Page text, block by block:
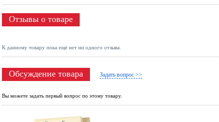
Отзывы о товаре
К данному товару пока ещё нет ни одного отзыва.
Обсуждение товара Задать вопрос >>
Вы можете задать первый вопрос по этому товару.